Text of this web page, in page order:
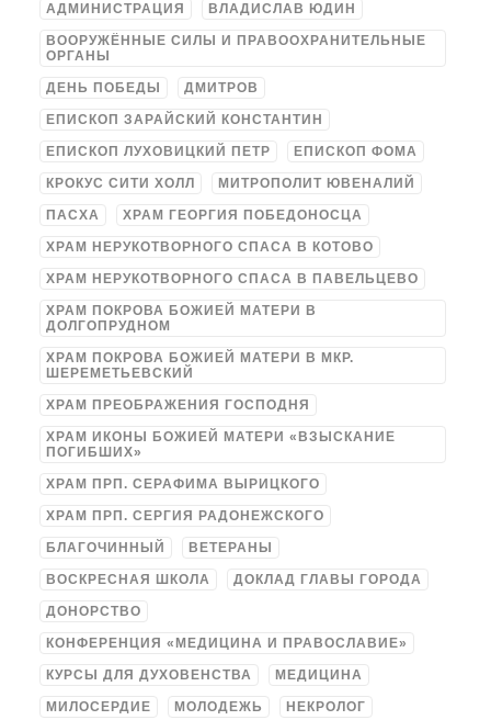
АДМИНИСТРАЦИЯ ВЛАДИСЛАВ ЮДИН
ВООРУЖЁННЫЕ СИЛЫ И ПРАВООХРАНИТЕЛЬНЫЕ
ОРГАНЫ
ДЕНЬ ПОБЕДЫ ДМИТРОВ
ЕПИСКОП ЗАРАЙСКИЙ КОНСТАНТИН
ЕПИСКОП ЛУХОВИЦКИЙ ПЕТР ЕПИСКОП ФОМА
КРОКУС СИТИ ХОЛЛ МИТРОПОЛИТ ЮВЕНАЛИЙ
ПАСХА ХРАМ ГЕОРГИЯ ПОБЕДОНОСЦА
ХРАМ НЕРУКОТВОРНОГО СПАСА В КОТОВО
ХРАМ НЕРУКОТВОРНОГО СПАСА В ПАВЕЛЬЦЕВО
ХРАМ ПОКРОВА БОЖИЕЙ МАТЕРИ В
ДОЛГОПРУДНОМ
ХРАМ ПОКРОВА БОЖИЕЙ МАТЕРИ В МКР.
ШЕРЕМЕТЬЕВСКИЙ
ХРАМ ПРЕОБРАЖЕНИЯ ГОСПОДНЯ
ХРАМ ИКОНЫ БОЖИЕЙ МАТЕРИ «ВЗЫСКАНИЕ
ПОГИБШИХ»
ХРАМ ПРП. СЕРАФИМА ВЫРИЦКОГО
ХРАМ ПРП. СЕРГИЯ РАДОНЕЖСКОГО
БЛАГОЧИННЫЙ ВЕТЕРАНЫ
ВОСКРЕСНАЯ ШКОЛА ДОКЛАД ГЛАВЫ ГОРОДА
ДОНОРСТВО
КОНФЕРЕНЦИЯ «МЕДИЦИНА И ПРАВОСЛАВИЕ»
КУРСЫ ДЛЯ ДУХОВЕНСТВА МЕДИЦИНА
МИЛОСЕРДИЕ МОЛОДЕЖЬ НЕКРОЛОГ